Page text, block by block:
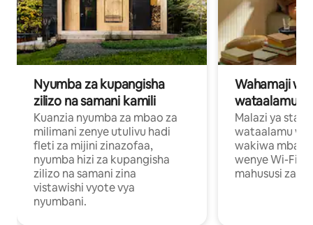
Nyumba za kupangisha
zilizo na samani kamili
Kuanzia nyumba za mbao za
milimani zenye utulivu hadi
fleti za mijini zinazofaa,
nyumba hizi za kupangisha
zilizo na samani zina
vistawishi vyote vya
nyumbani.
Wahamaji
wataalamu
Malazi ya
wataalamu
wakiwa mbali
wenye Wi-Fi
mahususi za